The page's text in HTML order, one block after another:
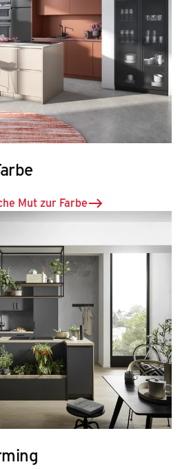
Mut zur Farbe